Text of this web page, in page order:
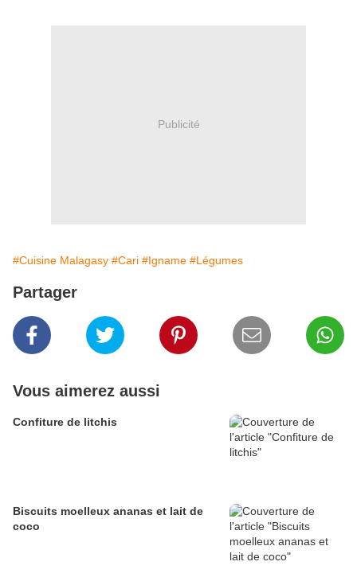
Publicité
#Cuisine Malagasy #Cari #Igname #Légumes
Partager
Vous aimerez aussi
Confiture de litchis
Biscuits moelleux ananas et lait de
coco